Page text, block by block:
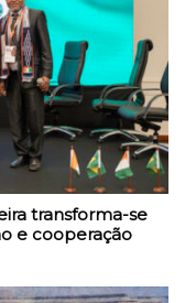
transforma-se
e cooperação